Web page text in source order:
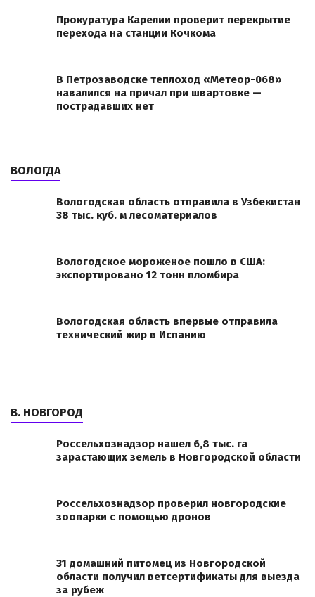
Прокуратура Карелии проверит перекрытие
перехода на станции Кочкома
В Петрозаводске теплоход «Метеор-068»
навалился на причал при швартовке —
пострадавших нет
ВОЛОГДА
Вологодская область отправила в Узбекистан
38 тыс. куб. м лесоматериалов
Вологодское мороженое пошло в США:
экспортировано 12 тонн пломбира
Вологодская область впервые отправила
технический жир в Испанию
В. НОВГОРОД
Россельхознадзор нашел 6,8 тыс. га
зарастающих земель в Новгородской области
Россельхознадзор проверил новгородские
зоопарки с помощью дронов
31 домашний питомец из Новгородской
области получил ветсертификаты для выезда
за рубеж